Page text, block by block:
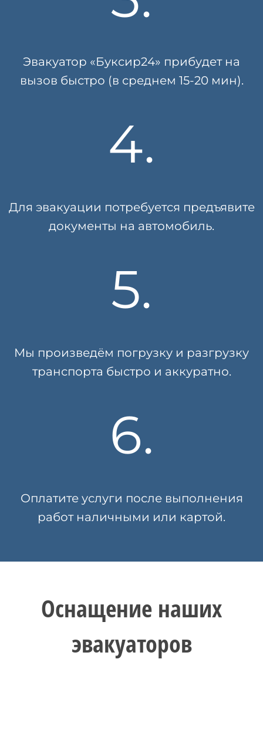
Эвакуатор «Буксир24» прибудет на
вызов быстро (в среднем 15-20 мин).
4.
Для эвакуации потребуется предъявите
документы на автомобиль.
5.
Мы произведём погрузку и разгрузку
транспорта быстро и аккуратно.
6.
Оплатите услуги после выполнения
работ наличными или картой.
Оснащение наших
эвакуаторов